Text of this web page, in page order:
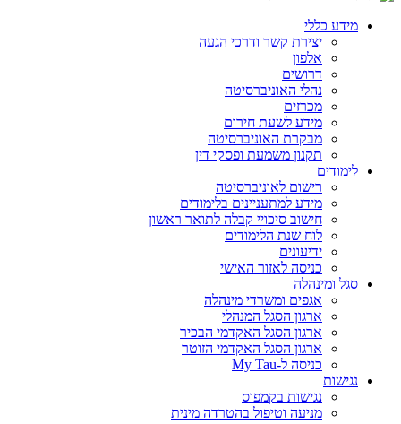
מידע כללי
יצירת קשר ודרכי הגעה
אלפון
דרושים
נהלי האוניברסיטה
מכרזים
מידע לשעת חירום
מבקרת האוניברסיטה
תקנון משמעת ופסקי דין
לימודים
רישום לאוניברסיטה
מידע למתעניינים בלימודים
חישוב סיכויי קבלה לתואר ראשון
לוח שנת הלימודים
ידיעונים
כניסה לאזור האישי
סגל ומינהלה
אגפים ומשרדי מינהלה
ארגון הסגל המנהלי
ארגון הסגל האקדמי הבכיר
ארגון הסגל האקדמי הזוטר
כניסה ל-My Tau
נגישות
נגישות בקמפוס
מניעה וטיפול בהטרדה מינית